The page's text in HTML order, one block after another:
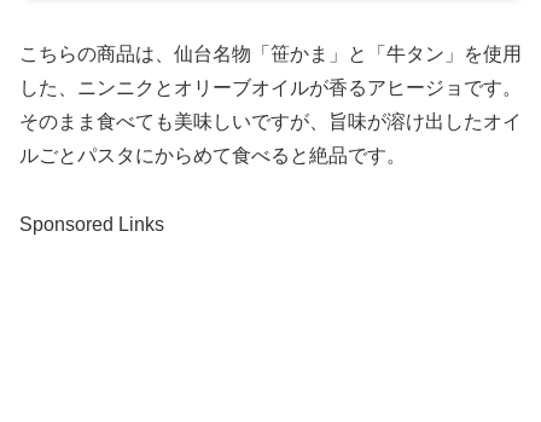
こちらの商品は、仙台名物「笹かま」と「牛タン」を使用
した、ニンニクとオリーブオイルが香るアヒージョです。
そのまま食べても美味しいですが、旨味が溶け出したオイ
ルごとパスタにからめて食べると絶品です。
Sponsored Links